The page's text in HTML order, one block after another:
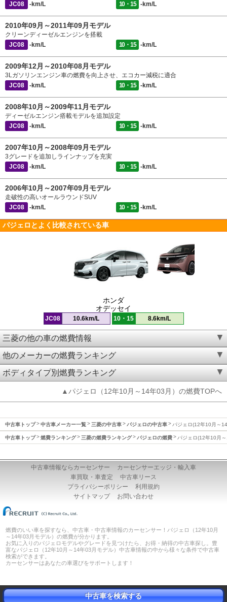
JC08
-km/L 10・15 -km/L
2010年09月～2011年09月モデル
クリーンディーゼルエンジンを搭載
JC08
-km/L 10・15 -km/L
2009年12月～2010年08月モデル
3Lガソリンエンジン車の燃費を向上させ、エコカー減税に適合
JC08
-km/L 10・15 -km/L
2008年10月～2009年11月モデル
ディーゼルエンジン搭載モデルを追加設定
JC08
-km/L 10・15 -km/L
2007年10月～2008年09月モデル
3グレードを追加しラインナップを充実
JC08
-km/L 10・15 -km/L
2006年10月～2007年09月モデル
走破性の高いオールラウンドSUV
JC08
-km/L 10・15 -km/L
パジェロとよく比較されている車
ホンダ
オデッセイ
JC08 10.6km/L 10・15 8.6km/L
三菱の他の車の燃費情報
他のメーカーの燃費ランキング
ボディタイプ別燃費ランキング
▲パジェロ（12年10月～14年03月）の燃費TOPへ
中古車トップ 中古車メーカー一覧 三菱の中古車 パジェロの中古車 パジェロ(12年10月～
中古車トップ 燃費ランキング 三菱の燃費ランキング パジェロの燃費 パジェロ(12年10月
中古車情報ならカーセンサー
カーセンサーエッジ・輸入車
車買取・車査定
中古車リース
プライバシーポリシー
利用規約
サイトマップ
お問い合わせ
燃費のいい車を探すなら、中古車・中古車情報のカーセンサー！パジェロ（12年10月
～14年03月モデル）の燃費が分かります。
お気に入りのパジェロモデルやグレードを見つけたら、お得・納得の中古車探し。豊
富なパジェロ（12年10月～14年03月モデル）中古車情報の中から様々な条件で中古車
検索ができます。
カーセンサーはあなたの車選びをサポートします！
中古車を検索する